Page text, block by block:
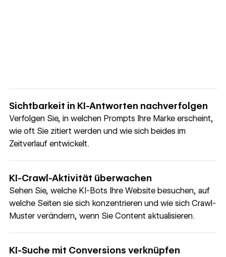
Sichtbarkeit in KI-Antworten nachverfolgen
Verfolgen Sie, in welchen Prompts Ihre Marke erscheint,
wie oft Sie zitiert werden und wie sich beides im
Zeitverlauf entwickelt.
KI-Crawl-Aktivität überwachen
Sehen Sie, welche KI-Bots Ihre Website besuchen, auf
welche Seiten sie sich konzentrieren und wie sich Crawl-
Muster verändern, wenn Sie Content aktualisieren.
KI-Suche mit Conversions verknüpfen